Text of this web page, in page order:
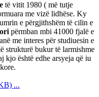
të vitit 1980 ( më tutje
me vizë lidhëse. Ky
e përgjithshëm të cilin e
përmban mbi 41000 fjalë e
me interes për studiuesin e
strukturë bukur të larmishme
kjo është edhe arsyeja që iu
...